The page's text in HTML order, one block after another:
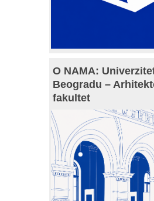
O NAMA:
Beogradu –
fakultet